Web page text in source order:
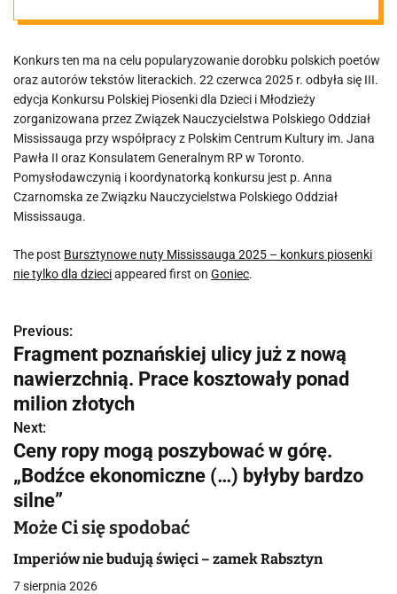
piosenki nie
tylko dla dzieci
Konkurs ten ma na celu popularyzowanie dorobku polskich poetów
oraz autorów tekstów literackich. 22 czerwca 2025 r. odbyła się III.
edycja Konkursu Polskiej Piosenki dla Dzieci i Młodzieży
zorganizowana przez Związek Nauczycielstwa Polskiego Oddział
Mississauga przy współpracy z Polskim Centrum Kultury im. Jana
Pawła II oraz Konsulatem Generalnym RP w Toronto.
Pomysłodawczynią i koordynatorką konkursu jest p. Anna
Czarnomska ze Związku Nauczycielstwa Polskiego Oddział
Mississauga.
The post Bursztynowe nuty Mississauga 2025 – konkurs piosenki
nie tylko dla dzieciappeared first on Goniec.
N
a
w
i
g
a
c
j
Previous:
Fragment poznańskiej ulicy już z nową
nawierzchnią. Prace kosztowały ponad
milion złotych
Next:
Ceny ropy mogą poszybować w górę.
„Bodźce ekonomiczne (…) byłyby bardzo
silne”
Może Ci się spodobać
Imperiów nie budują święci – zamek Rabsztyn
7 sierpnia 2026